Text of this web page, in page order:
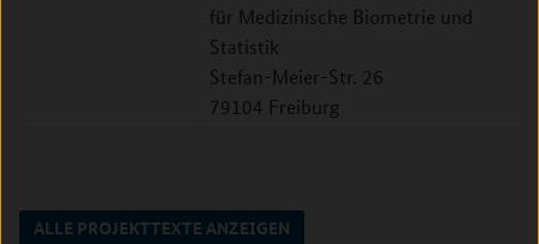
für Medizinische Biometrie und
Statistik
Stefan-Meier-Str. 26
79104 Freiburg
ALLE PROJEKTTEXTE ANZEIGEN